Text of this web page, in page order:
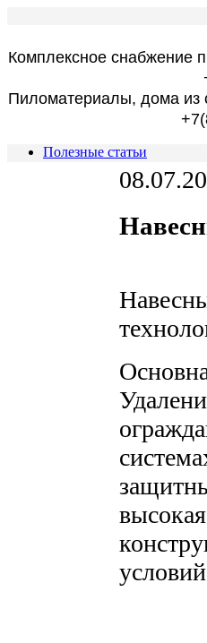
Комплексное снабжение
Пиломатериалы, дома из
Полезные статьи